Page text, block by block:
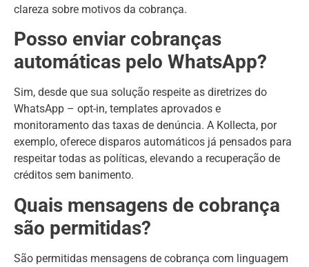
clareza sobre motivos da cobrança.
Posso enviar cobranças
automáticas pelo WhatsApp?
Sim, desde que sua solução respeite as diretrizes do
WhatsApp – opt-in, templates aprovados e
monitoramento das taxas de denúncia. A Kollecta, por
exemplo, oferece disparos automáticos já pensados para
respeitar todas as políticas, elevando a recuperação de
créditos sem banimento.
Quais mensagens de cobrança
são permitidas?
São permitidas mensagens de cobrança com linguagem